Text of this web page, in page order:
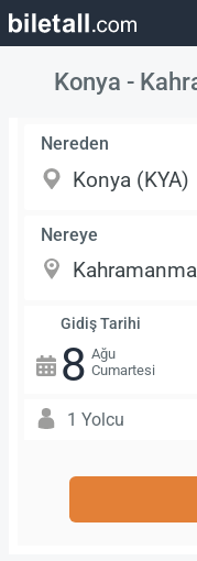
Konya -
Nereden
Nereye
Gidiş Tarihi
8 Ağu
Cumartesi
1 Yolcu